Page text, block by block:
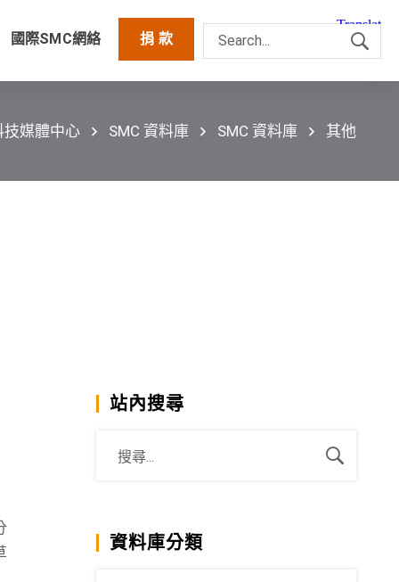
國際SMC網絡 捐 款
技媒體中心 SMC 資料庫 SMC 資料庫 其他
站內搜尋
資料庫分類